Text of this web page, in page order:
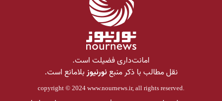
امانت‌داری فضیلت است.
نقل مطالب با ذکر منبعنورنیوزبلامانع است.
copyright © 2024 www.nournews.ir, all rights reserved.